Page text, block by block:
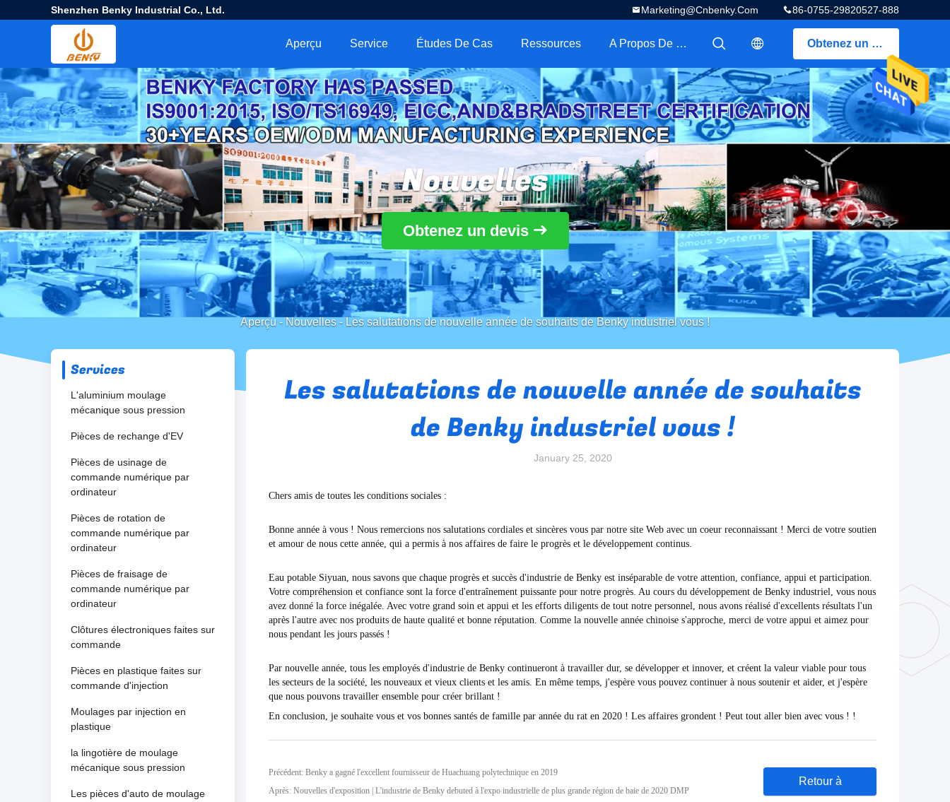
Shenzhen Benky Industrial Co., Ltd. 86-0755-29820527-888
Marketing@cnbenky.com
Obtenez un devis
描述
描述
Aperçu Service Études De Cas Ressources A Propos De Nous
Nouvelles
Obtenez un devis
Aperçu - Nouvelles - Les salutations de nouvelle année de souhaits de Benky industriel vous !
Services
L'aluminium moulage
mécanique sous pression
Pièces de rechange d'EV
Pièces de usinage de
commande numérique par
ordinateur
Pièces de rotation de
commande numérique par
ordinateur
Pièces de fraisage de
commande numérique par
ordinateur
Clôtures électroniques faites sur
commande
Pièces en plastique faites sur
commande d'injection
Moulages par injection en
plastique
la lingotière de moulage
mécanique sous pression
Les pièces d'auto de moulage
Les salutations de nouvelle année de souhaits
de Benky industriel vous !
January 25, 2020
Chers amis de toutes les conditions sociales :
Bonne année à vous ! Nous remercions nos salutations cordiales et sincères vous par notre site Web avec un coeur reconnaissant ! Merci de votre soutien
et amour de nous cette année, qui a permis à nos affaires de faire le progrès et le développement continus.
Eau potable Siyuan, nous savons que chaque progrès et succès d'industrie de Benky est inséparable de votre attention, confiance, appui et participation.
Votre compréhension et confiance sont la force d'entraînement puissante pour notre progrès. Au cours du développement de Benky industriel, vous nous
avez donné la force inégalée. Avec votre grand soin et appui et les efforts diligents de tout notre personnel, nous avons réalisé d'excellents résultats l'un
après l'autre avec nos produits de haute qualité et bonne réputation. Comme la nouvelle année chinoise s'approche, merci de votre appui et aimez pour
nous pendant les jours passés !
Par nouvelle année, tous les employés d'industrie de Benky continueront à travailler dur, se développer et innover, et créent la valeur viable pour tous
les secteurs de la société, les nouveaux et vieux clients et les amis. En même temps, j'espère vous pouvez continuer à nous soutenir et aider, et j'espère
que nous pouvons travailler ensemble pour créer brillant !
En conclusion, je souhaite vous et vos bonnes santés de famille par année du rat en 2020 ! Les affaires grondent ! Peut tout aller bien avec vous ! !
Précédent: Benky a gagné l'excellent fournisseur de Huachuang polytechnique en 2019
Après: Nouvelles d'exposition | L'industrie de Benky debuted à l'expo industrielle de plus grande région de baie de 2020 DMP
Retour à